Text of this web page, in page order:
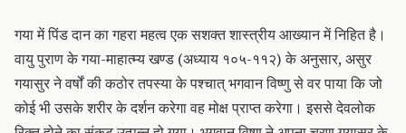
गया में पिंड दान का गहरा महत्व एक सशक्त शास्त्रीय आख्यान में निहित है।
वायु पुराण के गया-माहात्म्य खण्ड (अध्याय १०५-११२) के अनुसार, असुर
गयासुर ने वर्षों की कठोर तपस्या के पश्चात् भगवान विष्णु से वर पाया कि जो
कोई भी उसके शरीर के दर्शन करेगा वह मोक्ष प्राप्त करेगा। इससे देवलोक